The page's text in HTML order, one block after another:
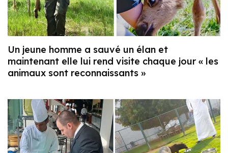
Un jeune homme a sauvé un élan et
maintenant elle lui rend visite chaque jour « les
animaux sont reconnaissants »